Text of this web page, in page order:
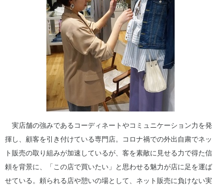
実店舗の強みであるコーディネートやコミュニケーション力を発
揮し、顧客を引き付けている専門店。コロナ禍での外出自粛でネッ
ト販売の取り組みが加速しているが、客を素敵に見せる力で得た信
頼を背景に、「この店で買いたい」と思わせる魅力が店に足を運ば
せている。頼られる店や憩いの場として、ネット販売に負けない実